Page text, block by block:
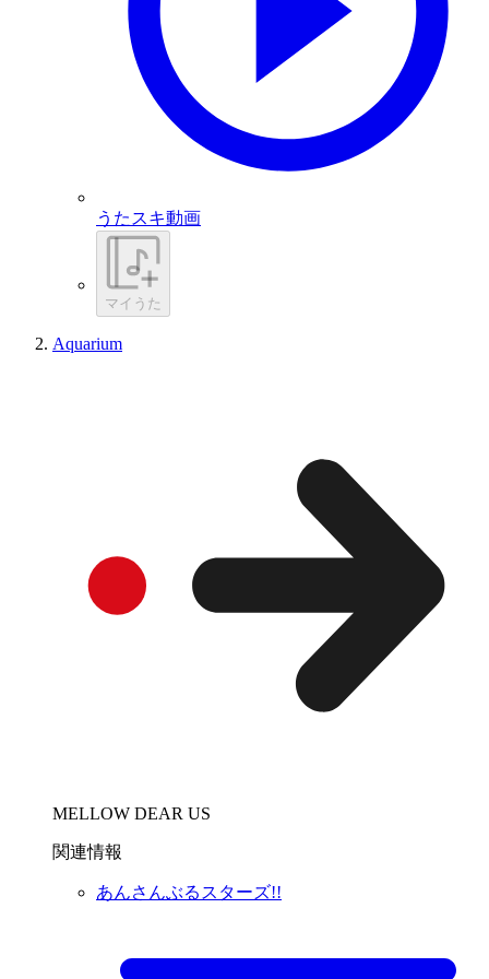
うたスキ動画
マイうた
Aquarium
MELLOW DEAR US
関連情報
あんさんぶるスターズ!!